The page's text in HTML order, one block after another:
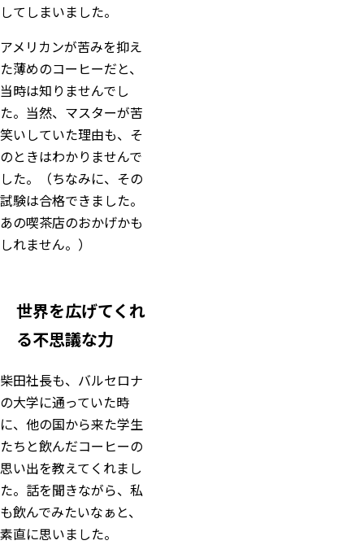
してしまいました。
アメリカンが苦みを抑え
た薄めのコーヒーだと、
当時は知りませんでし
た。当然、マスターが苦
笑いしていた理由も、そ
のときはわかりませんで
した。（ちなみに、その
試験は合格できました。
あの喫茶店のおかげかも
しれません。）
世界を広げてくれ
る不思議な力
柴田社長も、バルセロナ
の大学に通っていた時
に、他の国から来た学生
たちと飲んだコーヒーの
思い出を教えてくれまし
た。話を聞きながら、私
も飲んでみたいなぁと、
素直に思いました。